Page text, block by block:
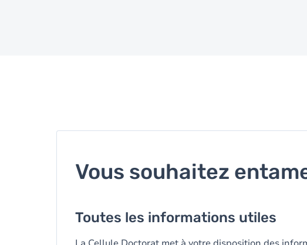
Vous souhaitez
Toutes les informations utiles